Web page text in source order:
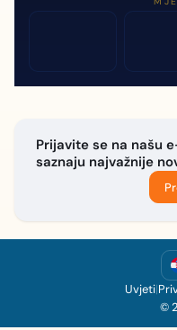
Prijavite se na našu
saznaju najvažnije
Uvjeti|
©